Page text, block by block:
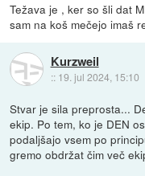
Težava je , ker so šli dat
sam na koš mečejo imaš
Kurzweil
:: 19. jul 2024, 15:10
Stvar je sila preprosta...
ekip. Po tem, ko je DEN
podaljšajo vsem po
gremo obdržat čim več